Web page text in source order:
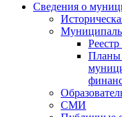
Сведения о
Планы
СМИ